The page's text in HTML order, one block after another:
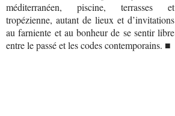
méditerranéen, piscine, terrasses et
tropézienne, autant de lieux et d’invitations
au farniente et au bonheur de se sentir libre
entre le passé et les codes contemporains. ■